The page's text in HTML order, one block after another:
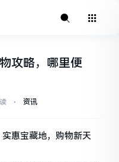
攻略，哪里便
⋅ 资讯
惠宝藏地，购物新天